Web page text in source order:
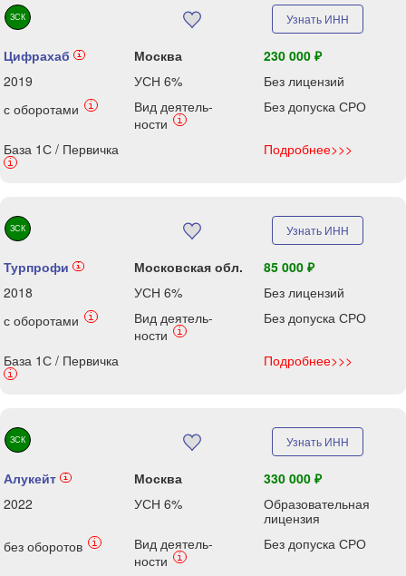
ЗСК Узнать ИНН
Цифрахаб i Москва
230 000 ₽
2019
УСН 6%
Без лицензий
с оборотами
i
Вид деятель-
ности
i
Без допуска СРО
База 1С / Первичка
i
Подробнее>>>
ЗСК Узнать ИНН
Турпрофи i Московская обл.
85 000 ₽
2018
УСН 6%
Без лицензий
с оборотами
i
Вид деятель-
ности
i
Без допуска СРО
База 1С / Первичка
i
Подробнее>>>
ЗСК Узнать ИНН
Алукейт i Москва
330 000 ₽
2022
УСН 6%
Образовательная
лицензия
без оборотов
i
Вид деятель-
ности
i
Без допуска СРО